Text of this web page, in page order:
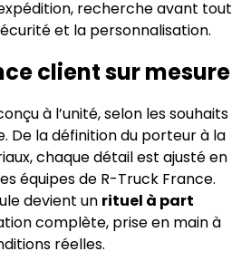
recherche avant tout
et la personnalisation.
client sur mesure
à l’unité, selon les souhaits
De la définition du porteur à la
chaque détail est ajusté en
équipes de R-Truck France.
devient un rituel à part
complète, prise en main à
réelles.